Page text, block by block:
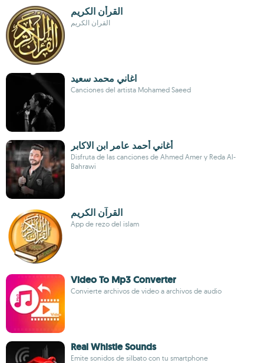
القرأن الكريم
القران الكريم
اغاني محمد سعيد
Canciones del artista Mohamed Saeed
أغاني أحمد عامر ابن الاكابر
Disfruta de las canciones de Ahmed Amer y Reda Al-
Bahrawi
القرآن الكريم
App de rezo del islam
Video To Mp3 Converter
Convierte archivos de video a archivos de audio
Real Whistle Sounds
Emite sonidos de silbato con tu smartphone